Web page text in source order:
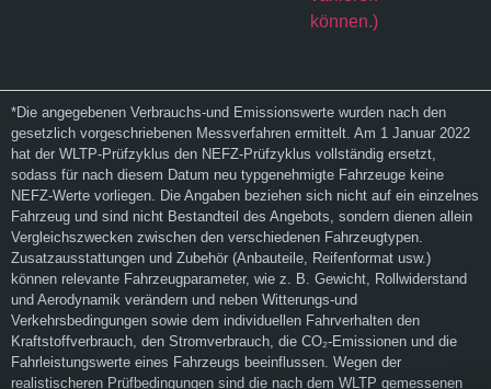
*Die angegebenen Verbrauchs-und Emissionswerte wurden nach den
gesetzlich vorgeschriebenen Messverfahren ermittelt. Am 1 Januar 2022
hat der WLTP-Prüfzyklus den NEFZ-Prüfzyklus vollständig ersetzt,
sodass für nach diesem Datum neu typgenehmigte Fahrzeuge keine
NEFZ-Werte vorliegen. Die Angaben beziehen sich nicht auf ein einzelnes
Fahrzeug und sind nicht Bestandteil des Angebots, sondern dienen allein
Vergleichszwecken zwischen den verschiedenen Fahrzeugtypen.
Zusatzausstattungen und Zubehör (Anbauteile, Reifenformat usw.)
können relevante Fahrzeugparameter, wie z. B. Gewicht, Rollwiderstand
und Aerodynamik verändern und neben Witterungs-und
Verkehrsbedingungen sowie dem individuellen Fahrverhalten den
Kraftstoffverbrauch, den Stromverbrauch, die CO₂-Emissionen und die
Fahrleistungswerte eines Fahrzeugs beeinflussen. Wegen der
realistischeren Prüfbedingungen sind die nach dem WLTP gemessenen